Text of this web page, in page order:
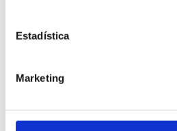
Estadística
Marketing